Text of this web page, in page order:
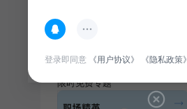
100 套
限时免费专题
登录即同意 《用户协议》 《隐私政策》